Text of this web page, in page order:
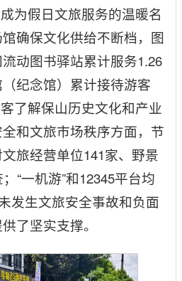
为假日文旅服务的温暖名
确保文化供给不断档，图
动图书驿站累计服务1.26
纪念馆）累计接待游客
了解保山历史文化和产业
和文旅市场秩序方面，节
旅经营单位141家、野景
“一机游”和12345平台均
发生文旅安全事故和负面
了坚实支撑。